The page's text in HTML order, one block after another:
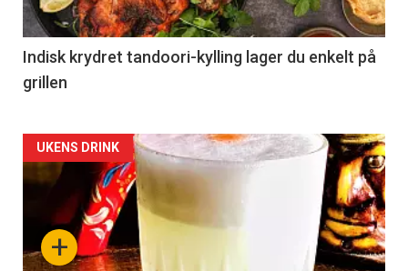
Indisk krydret tandoori-kylling lager du enkelt på
grillen
Forsiden
akkurat
nå+
UKENS DRINK